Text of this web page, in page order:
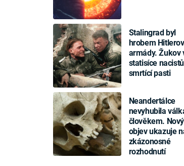
Stalingrad byl
hrobem
armády. Žukov
statisíce
smrtící pasti
Neandertálce
nevyhubila
člověkem. Nový
objev ukazuje
zkázonosné
rozhodnutí